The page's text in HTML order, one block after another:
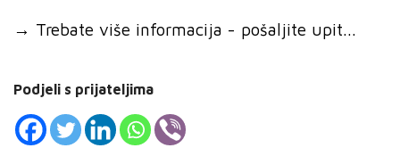
→ Trebate više informacija - pošaljite upit...
Podjeli s prijateljima